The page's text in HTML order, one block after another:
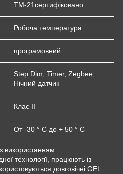
TM-21сертифіковано
Робоча температура
програмовний
Step Dim, Timer, Zegbee,
Нічний датчик
Клас II
От -30 ° C до + 50 ° C
використанням
технології, працюють із
довговічні GEL